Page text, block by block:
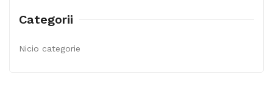
Categorii
Nicio categorie